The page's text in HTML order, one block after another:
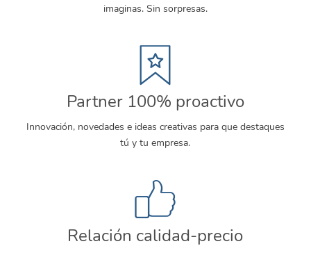
imaginas. Sin sorpresas.
Partner 100% proactivo
Innovación, novedades e ideas creativas para que destaques
tú y tu empresa.
Relación calidad-precio